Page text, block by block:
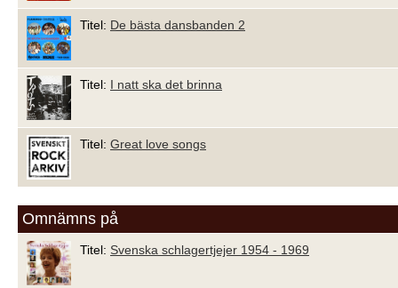
Titel: De bästa dansbanden 2
Titel: I natt ska det brinna
Titel: Great love songs
Omnämns på
Titel: Svenska schlagertjejer 1954 - 1969